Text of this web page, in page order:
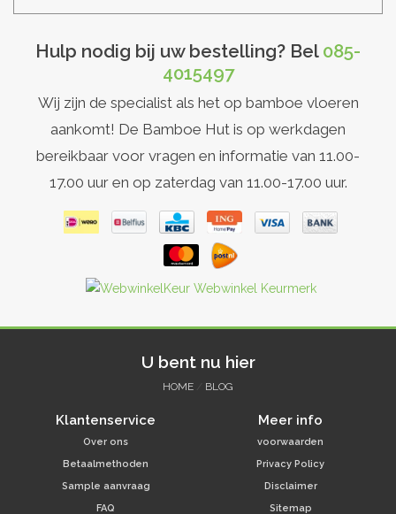
Hulp nodig bij uw bestelling? Bel 085-
4015497
Wij zijn de specialist als het op bamboe vloeren
aankomt! De Bamboe Hut is op werkdagen
bereikbaar voor vragen en informatie van 11.00-
17.00 uur en op zaterdag van 11.00-17.00 uur.
U bent nu hier
HOME BLOG
Klantenservice
Over ons
Betaalmethoden
Sample aanvraag
FAQ
Meer info
voorwaarden
Privacy Policy
Disclaimer
Sitemap